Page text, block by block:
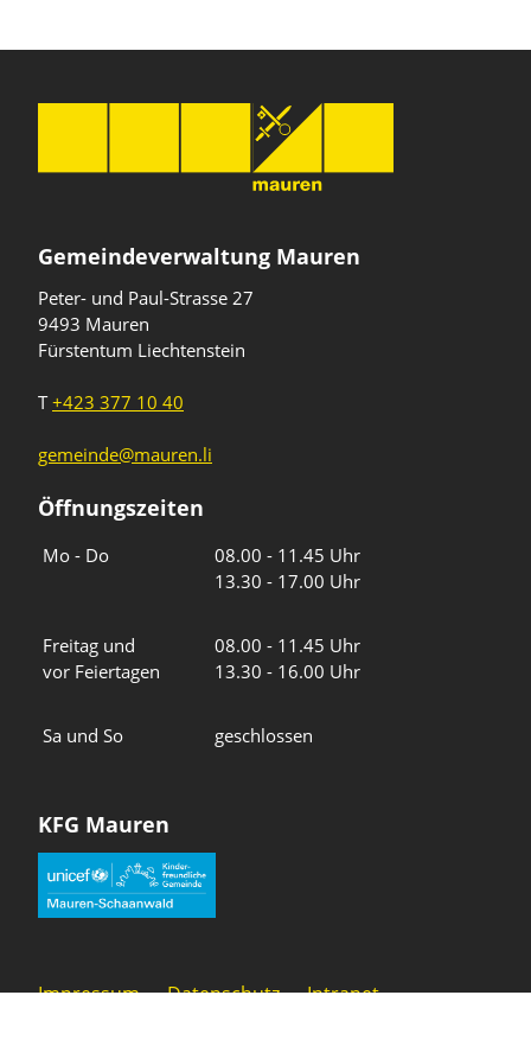
Gemeindeverwaltung Mauren
Peter- und Paul-Strasse 27
9493 Mauren
Fürstentum Liechtenstein
T+423 377 10 40
gemeinde@mauren.li
Öffnungszeiten
Mo - Do
08.00 - 11.45 Uhr
13.30 - 17.00 Uhr
Freitag und
vor Feiertagen
08.00 - 11.45 Uhr
13.30 - 16.00 Uhr
Sa und So geschlossen
KFG Mauren
Impressum Datenschutz Intranet